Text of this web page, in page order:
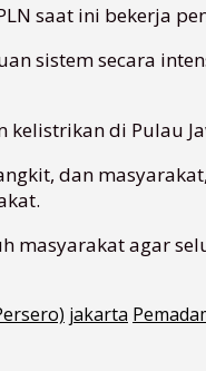
saat ini bekerja
sistem secara
di Pulau
dan
masyarakat agar
jakarta